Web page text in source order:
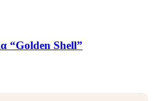
“Golden Shell”